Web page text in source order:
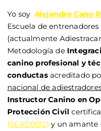
Yo soy Alejandro Cano
Escuela de entrenadores
(actualmente
Metodología de
canino profesional y
conductas acreditado
nacional de
Instructor Canino en
Protección Civil
(SEAD0512)y un amante